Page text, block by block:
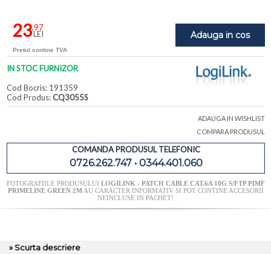
Adauga in cos
23,97
LEI
Pretul contine TVA
IN STOC FURNIZOR
Cod Bocris: 191359
Cod Produs:CQ3055S
ADAUGA IN WISHLIST
COMPARA PRODUSUL
COMANDA PRODUSUL TELEFONIC
0726.262.747 • 0344.401.060
FOTOGRAFIILE PRODUSULUI LOGILINK - PATCH CABLE CAT.6A 10G S/FTP PIMF
PRIMELINE GREEN 2MAU CARACTER INFORMATIV SI POT CONTINE ACCESORII
NEINCLUSE IN PACHET!
» Scurta descriere